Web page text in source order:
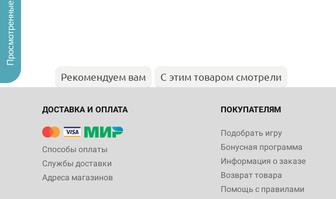
Рекомендуем вам С этим товаром смотрели
ДОСТАВКА И ОПЛАТА
Способы оплаты
Службы доставки
Адреса магазинов
ПОКУПАТЕЛЯМ
Подобрать игру
Бонусная программа
Информация о заказе
Возврат товара
Помощь с правилами
Просмотренные